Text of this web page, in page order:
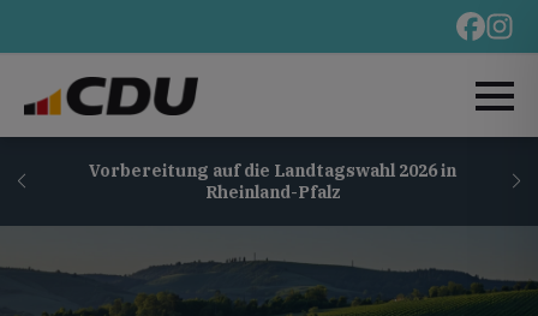
Vorbereitung auf die Landtagswahl 2026 in
Rheinland-Pfalz